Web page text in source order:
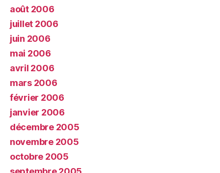
août 2006
juillet 2006
juin 2006
mai 2006
avril 2006
mars 2006
février 2006
janvier 2006
décembre 2005
novembre 2005
octobre 2005